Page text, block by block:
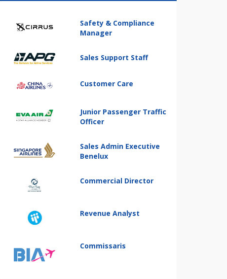
Safety & Compliance
Manager
Sales Support Staff
Customer Care
Junior Passenger Traffic
Officer
Sales Admin Executive
Benelux
Commercial Director
Revenue Analyst
Commissaris